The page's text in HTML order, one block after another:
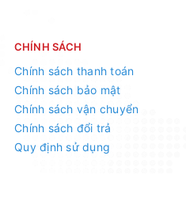
CHÍNH SÁCH
Chính sách thanh toán
Chính sách bảo mật
Chính sách vận chuyển
Chính sách đổi trả
Quy định sử dụng